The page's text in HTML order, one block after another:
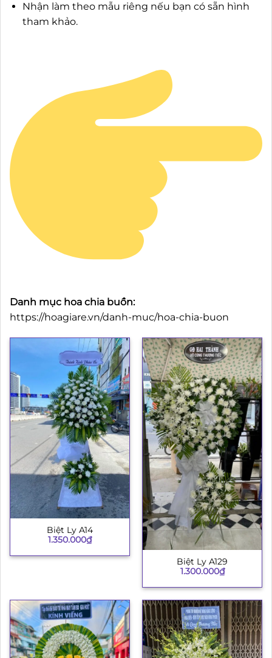
Nhận làm theo mẫu riêng nếu bạn có sẵn hình
tham khảo.
Danh mục hoa chia buồn:
https://hoagiare.vn/danh-muc/hoa-chia-buon
Biệt Ly A14
1.350.000₫
Biệt Ly A129
1.300.000₫